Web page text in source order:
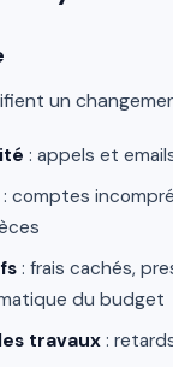
un
: appels et
: comptes
: frais cachés,
du budget
travaux :